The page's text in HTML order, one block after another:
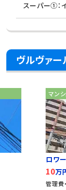
スーパー①
ヴルヴァ
マン
ロワ
10万
管理